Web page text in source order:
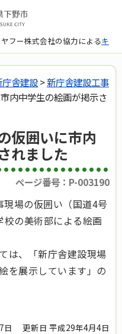
フー株式会社の協力によるキ
庁舎建設>新庁舎建設工事
内中学生の絵画が掲示さ
仮囲いに市内
れました
ページ番号：P-003190
場の仮囲い（国道4号
の美術部による絵画
は、「新庁舎建設現場
を展示しています」の
日 更新日 平成29年4月4日